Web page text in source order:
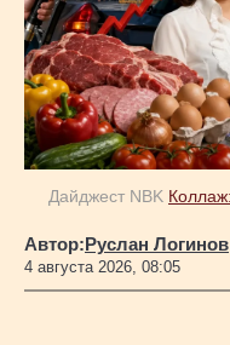
Дайджест NBK
Автор:Руслан Логинов
4 августа 2026, 08:05